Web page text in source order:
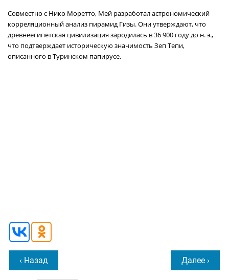
Совместно с Нико Моретто, Мей разработал астрономический
корреляционный анализ пирамид Гизы. Они утверждают, что
древнеегипетская цивилизация зародилась в 36 900 году до н. э.,
что подтверждает историческую значимость Зеп Тепи,
описанного в Туринском папирусе.
‹ Назад Далее ›